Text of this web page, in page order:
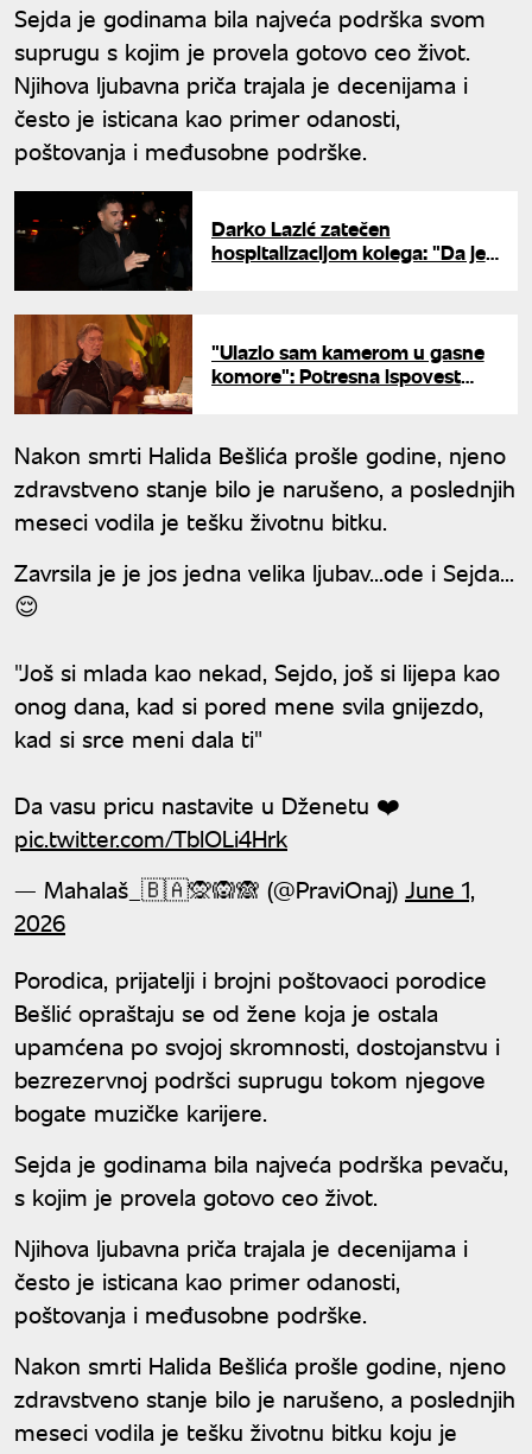
Sejda je godinama bila najveća podrška svom
suprugu s kojim je provela gotovo ceo život.
Njihova ljubavna priča trajala je decenijama i
često je isticana kao primer odanosti,
poštovanja i međusobne podrške.
Darko Lazić zatečen
hospitalizacijom kolega: "Da je
"Ulazio sam kamerom u gasne
komore": Potresna ispovest
"Mauthauzen"
Nakon smrti Halida Bešlića prošle godine, njeno
zdravstveno stanje bilo je narušeno, a poslednjih
meseci vodila je tešku životnu bitku.
Zavrsila je je jos jedna velika ljubav...ode i Sejda...
😌
"Još si mlada kao nekad, Sejdo, još si lijepa kao
onog dana, kad si pored mene svila gnijezdo,
kad si srce meni dala ti"
Da vasu pricu nastavite u Dženetu ❤️
pic.twitter.com/TblOLi4Hrk
— Mahalaš_🇧🇦🙊🙉🙈 (@PraviOnaj) June 1,
2026
Porodica, prijatelji i brojni poštovaoci porodice
Bešlić opraštaju se od žene koja je ostala
upamćena po svojoj skromnosti, dostojanstvu i
bezrezervnoj podršci suprugu tokom njegove
bogate muzičke karijere.
Sejda je godinama bila najveća podrška pevaču,
s kojim je provela gotovo ceo život.
Njihova ljubavna priča trajala je decenijama i
često je isticana kao primer odanosti,
poštovanja i međusobne podrške.
Nakon smrti Halida Bešlića prošle godine, njeno
zdravstveno stanje bilo je narušeno, a poslednjih
meseci vodila je tešku životnu bitku koju je